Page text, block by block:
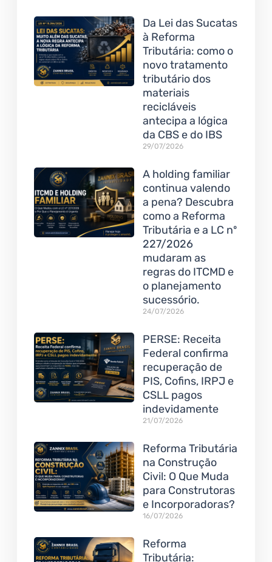
Da Lei das Sucatas
à Reforma
Tributária: como o
novo tratamento
tributário dos
materiais
recicláveis
antecipa a lógica
da CBS e do IBS
29/07/2026
A holding familiar
continua valendo
a pena? Descubra
como a Reforma
Tributária e a LC nº
227/2026
mudaram as
regras do ITCMD e
o planejamento
sucessório.
24/07/2026
PERSE: Receita
Federal confirma
recuperação de
PIS, Cofins, IRPJ e
CSLL pagos
indevidamente
21/07/2026
Reforma Tributária
na Construção
Civil: O Que Muda
para Construtoras
e Incorporadoras?
16/07/2026
Reforma
Tributária: